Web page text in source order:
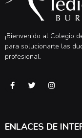
¡Bienvenido al Colegio
para solucionarte las
profesional.
ENLACES DE